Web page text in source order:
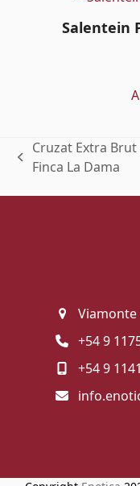
Salentein
previous
Cruzat Extra Brut
Finca La Dama
Viamonte
+54 9
+54 9